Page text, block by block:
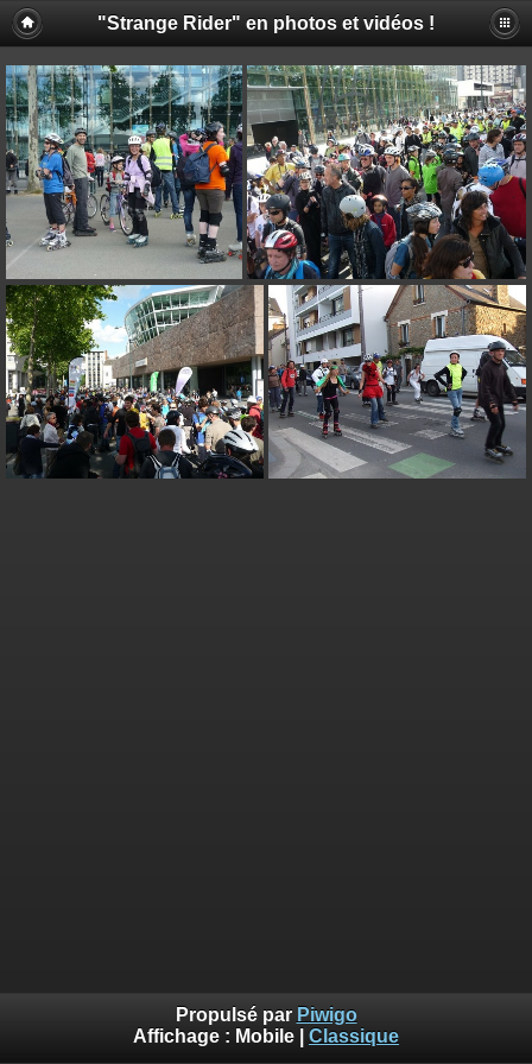
"Strange Rider" en photos et vidéos !
Propulsé par Piwigo
Affichage : Mobile Classique